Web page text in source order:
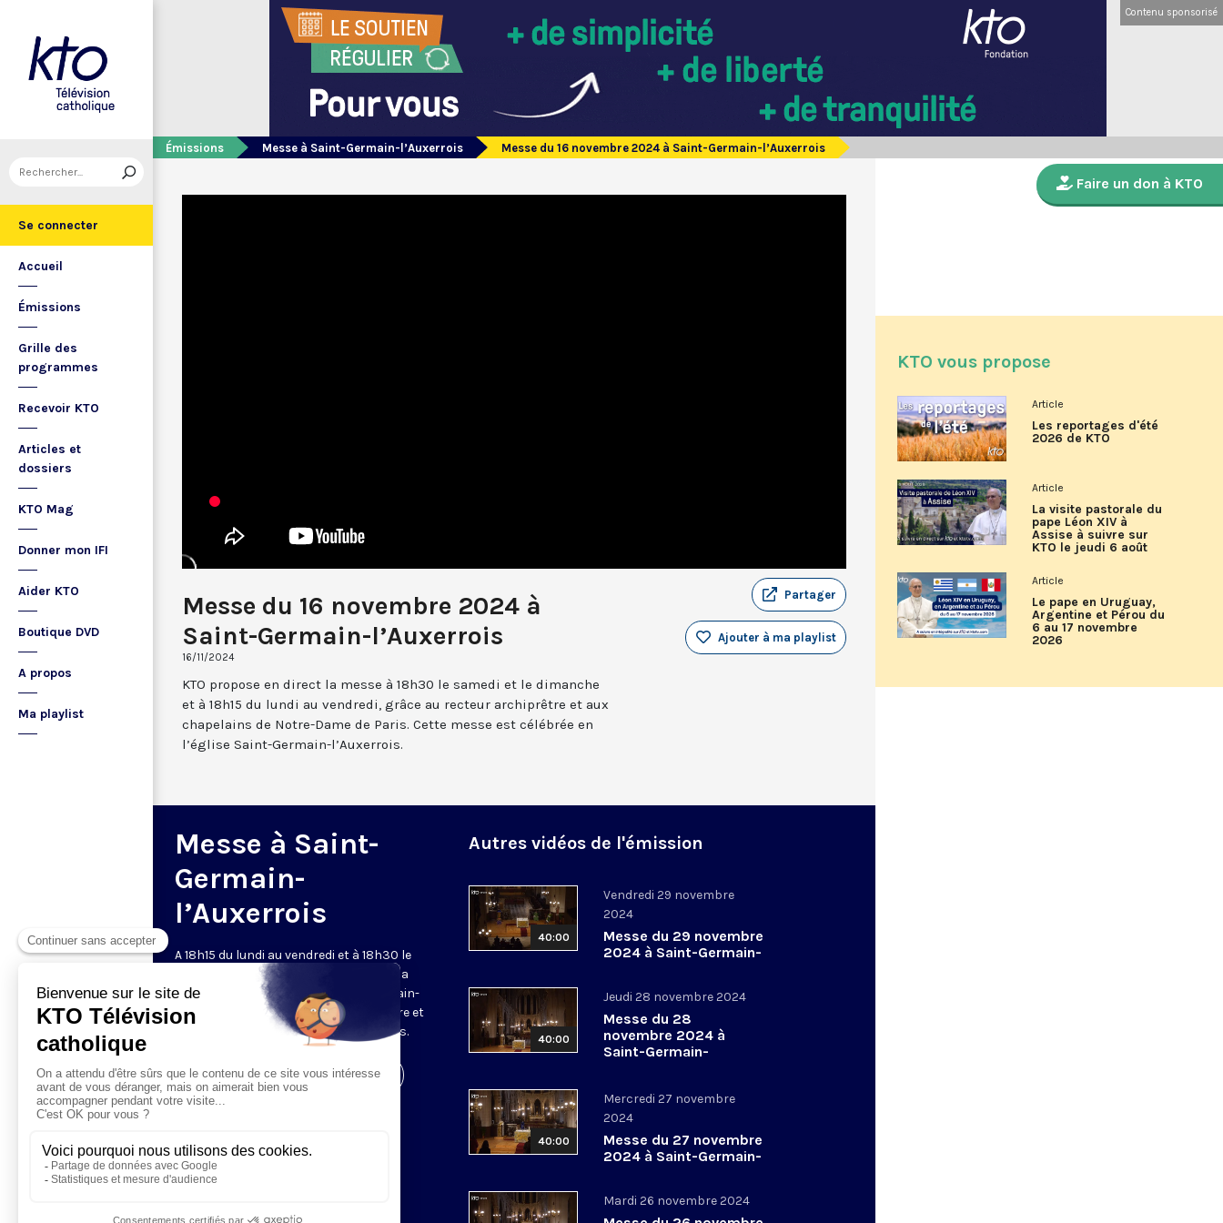
Se connecter
Accueil
Émissions
Grille des
programmes
Recevoir KTO
Articles et
dossiers
KTO Mag
Donner mon IFI
Aider KTO
Boutique DVD
A propos
Ma playlist
Contenu sponsorisé
Émissions Messe à Saint-Germain-l’Auxerrois Messe du 16 novembre 2024 à Saint-Germain-l’Auxerrois
Messe du 16 novembre 2024 à
Saint-Germain-l’Auxerrois
16/11/2024
Partager
Ajouter à ma playlist
KTO propose en direct la messe à 18h30 le samedi et le dimanche
et à 18h15 du lundi au vendredi, grâce au recteur archiprêtre et aux
chapelains de Notre-Dame de Paris. Cette messe est célébrée en
l’église Saint-Germain-l’Auxerrois.
Messe à Saint-
Germain-
l’Auxerrois
A 18h15 du lundi au vendredi et à 18h30 le
samedi et dimanche, KTO retransmet la
messe en direct de l'église Saint-Germain-
l'Auxerrois, grâce au recteur archiprêtre et
aux chapelains de Notre-Dame de Paris.
Visiter la page de l'émission
Autres vidéos de l'émission
40:00
Vendredi 29 novembre
2024
Messe du 29 novembre
2024 à Saint-Germain-
40:00
Jeudi 28 novembre 2024
Messe du 28
novembre 2024 à
Saint-Germain-
40:00
Mercredi 27 novembre
2024
Messe du 27 novembre
2024 à Saint-Germain-
Mardi 26 novembre 2024
Faire un don à KTO
KTO vous propose
Article
Les reportages d'été
2026 de KTO
Article
La visite pastorale du
pape Léon XIV à
Assise à suivre sur
KTO le jeudi 6 août
Article
Le pape en Uruguay,
Argentine et Pérou du
6 au 17 novembre
2026